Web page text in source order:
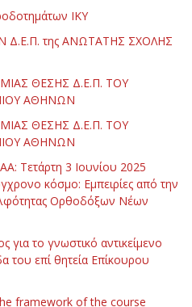
ΙΚΥ
της ΑΝΩΤΑΤΗΣ ΣΧΟΛΗΣ
ΘΕΣΗΣ Δ.Ε.Π. ΤΟΥ
ΑΘΗΝΩΝ
ΘΕΣΗΣ Δ.Ε.Π. ΤΟΥ
ΑΘΗΝΩΝ
Τετάρτη 3 Ιουνίου 2025
κόσμο: Εμπειρίες από την
Ορθοδόξων Νέων
για το γνωστικό αντικείμενο
του επί θητεία Επίκουρου
framework of the course